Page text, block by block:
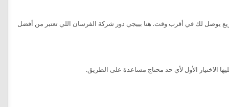
يوصل لك في أقرب وقت. هنا بييجي دور شركة الفرسان اللي تعتبر من أفضل
الاختيار الأول لأي حد محتاج مساعدة على الطريق.